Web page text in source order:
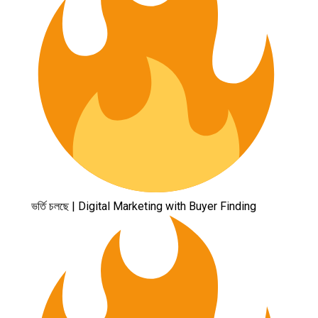
ভর্তি চলছে | Digital Marketing with Buyer Finding